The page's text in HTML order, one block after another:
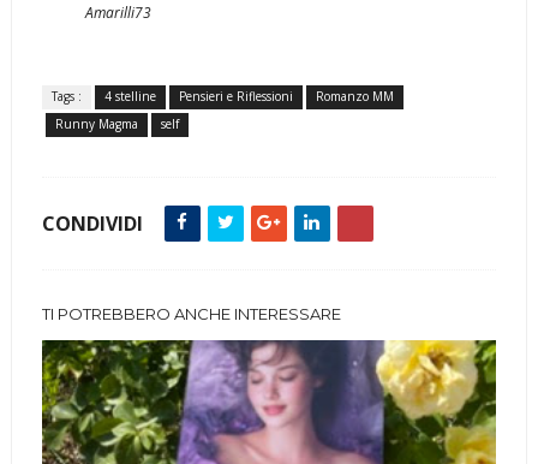
Amarilli73
Tags : 4 stelline Pensieri e Riflessioni
Romanzo MM
Runny Magma
self
CONDIVIDI
TI POTREBBERO ANCHE INTERESSARE